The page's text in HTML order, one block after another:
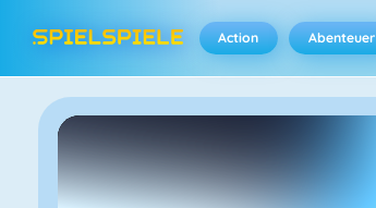
Action Abenteuer